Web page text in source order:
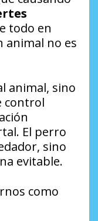
todo en
animal no es
animal, sino
control
El perro
sino
evitable.
como